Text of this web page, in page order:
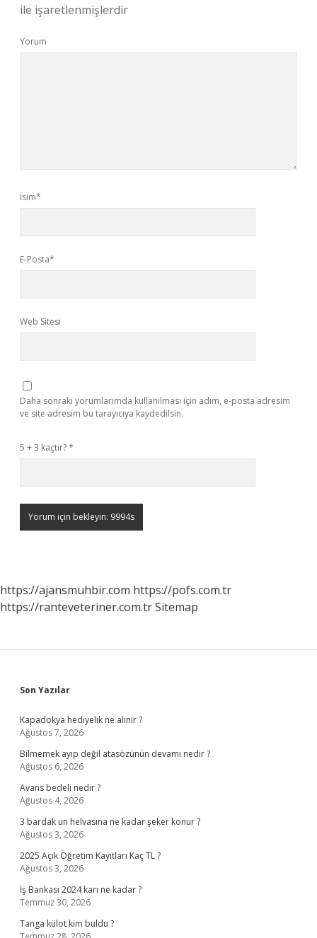
ile işaretlenmişlerdir
Yorum
İsim*
E-Posta*
Web Sitesi
Daha sonraki yorumlarımda kullanılması için adım, e-posta adresim
ve site adresim bu tarayıcıya kaydedilsin.
5 + 3 kaçtır?*
https://ajansmuhbir.com https://pofs.com.tr
https://ranteveteriner.com.trSitemap
Sidebar
Son Yazılar
Kapadokya hediyelik ne alınır ?
Ağustos 7, 2026
Bilmemek ayıp değil atasözünün devamı nedir ?
Ağustos 6, 2026
Avans bedeli nedir ?
Ağustos 4, 2026
3 bardak un helvasına ne kadar şeker konur ?
Ağustos 3, 2026
2025 Açık Öğretim Kayıtları Kaç TL ?
Ağustos 3, 2026
İş Bankası 2024 karı ne kadar ?
Temmuz 30, 2026
Tanga külot kim buldu ?